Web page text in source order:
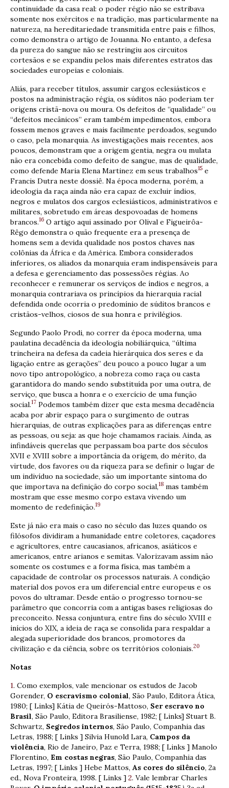
continuidade da casa real: o poder régio não se estribava
somente nos exércitos e na tradição, mas particularmente na
natureza, na hereditariedade transmitida entre pais e filhos,
como demonstra o artigo de Jouanna. No entanto, a defesa
da pureza do sangue não se restringiu aos circuitos
cortesãos e se expandiu pelos mais diferentes estratos das
sociedades europeias e coloniais.
Aliás, para receber títulos, assumir cargos eclesiásticos e
postos na administração régia, os súditos não poderiam ter
origens cristã-nova ou moura. Os defeitos de “qualidade” ou
“defeitos mecânicos” eram também impedimentos, embora
fossem menos graves e mais facilmente perdoados, segundo
o caso, pela monarquia. As investigações mais recentes, aos
poucos, demonstram que a origem gentia, negra ou mulata
não era concebida como defeito de sangue, mas de qualidade,
como defende Maria Elena Martinez em seus trabalhos15 e
Francis Dutra neste dossiê. Na época moderna, porém, a
ideologia da raça ainda não era capaz de excluir índios,
negros e mulatos dos cargos eclesiásticos, administrativos e
militares, sobretudo em áreas despovoadas de homens
brancos.16 O artigo aqui assinado por Olival e Figueirôa-
Rêgo demonstra o quão frequente era a presença de
homens sem a devida qualidade nos postos chaves nas
colônias da África e da América. Embora considerados
inferiores, os aliados da monarquia eram indispensáveis para
a defesa e gerenciamento das possessões régias. Ao
reconhecer e remunerar os serviços de índios e negros, a
monarquia contrariava os princípios da hierarquia racial
defendida onde ocorria o predomínio de súditos brancos e
cristãos-velhos, ciosos de sua honra e privilégios.
Segundo Paolo Prodi, no correr da época moderna, uma
paulatina decadência da ideologia nobiliárquica, “última
trincheira na defesa da cadeia hierárquica dos seres e da
ligação entre as gerações” deu pouco a pouco lugar a um
novo tipo antropológico, a nobreza como raça ou casta
garantidora do mando sendo substituída por uma outra, de
serviço, que busca a honra e o exercício de uma função
social.17 Podemos também dizer que esta mesma decadência
acaba por abrir espaço para o surgimento de outras
hierarquias, de outras explicações para as diferenças entre
as pessoas, ou seja: as que hoje chamamos raciais. Ainda, as
infindáveis querelas que perpassam boa parte dos séculos
XVII e XVIII sobre a importância da origem, do mérito, da
virtude, dos favores ou da riqueza para se definir o lugar de
um indivíduo na sociedade, são um importante sintoma do
que importava na definição do corpo social,18 mas também
mostram que esse mesmo corpo estava vivendo um
momento de redefinição.19
Este já não era mais o caso no século das luzes quando os
filósofos dividiram a humanidade entre coletores, caçadores
e agricultores, entre caucasianos, africanos, asiáticos e
americanos, entre arianos e semitas. Valorizavam assim não
somente os costumes e a forma física, mas também a
capacidade de controlar os processos naturais. A condição
material dos povos era um diferencial entre europeus e os
povos do ultramar. Desde então o progresso tornou-se
parâmetro que concorria com a antigas bases religiosas do
preconceito. Nessa conjuntura, entre fins do século XVIII e
inícios do XIX, a ideia de raça se consolida para respaldar a
alegada superioridade dos brancos, promotores da
civilização e da ciência, sobre os territórios coloniais.20
Notas
1. Como exemplos, vale mencionar os estudos de Jacob
Gorender, O escravismo colonial, São Paulo, Editora Ática,
1980; [ Links] Kátia de Queirós-Mattoso, Ser escravo no
Brasil, São Paulo, Editora Brasiliense, 1982; [ Links] Stuart B.
Schwartz, Segredos internos, São Paulo, Companhia das
Letras, 1988; [ Links ] Silvia Hunold Lara, Campos da
violência, Rio de Janeiro, Paz e Terra, 1988; [ Links ] Manolo
Florentino, Em costas negras, São Paulo, Companhia das
Letras, 1997; [ Links ] Hebe Mattos, As cores do silêncio, 2a
ed., Nova Fronteira, 1998. [ Links ] 2. Vale lembrar Charles